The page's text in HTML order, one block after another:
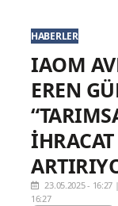
HABERLER
IAOM
EREN
23.05.2025 - 16:27
16:27